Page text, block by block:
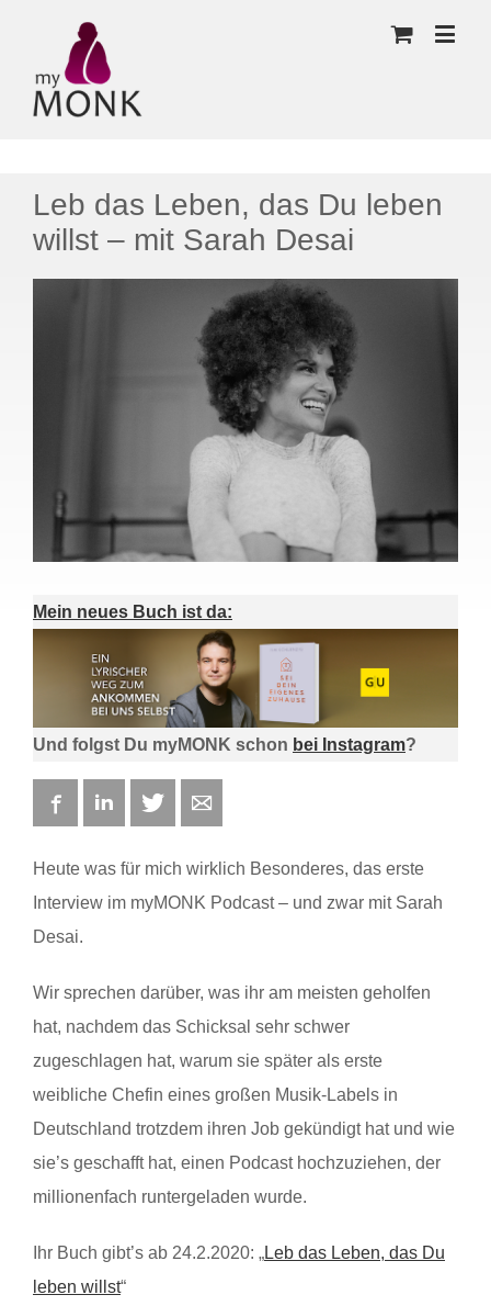
Leb das Leben, das Du leben
willst – mit Sarah Desai
Mein neues Buch ist da:
Und folgst Du myMONK schon bei Instagram?
FacebookLinkedIn Twitter
Heute was für mich wirklich Besonderes, das erste
Interview im myMONK Podcast – und zwar mit Sarah
Desai.
Wir sprechen darüber, was ihr am meisten geholfen
hat, nachdem das Schicksal sehr schwer
zugeschlagen hat, warum sie später als erste
weibliche Chefin eines großen Musik-Labels in
Deutschland trotzdem ihren Job gekündigt hat und wie
sie’s geschafft hat, einen Podcast hochzuziehen, der
millionenfach runtergeladen wurde.
Ihr Buch gibt’s ab 24.2.2020: „Leb das Leben, das Du
leben willst“